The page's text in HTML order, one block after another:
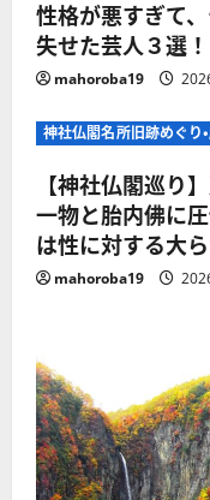
性格が悪すぎて
失せた芸人３選！
mahoroba19
神社仏閣名所旧跡めぐり
【神社仏閣巡り
一物と胎内佛に
は性に対する大
mahoroba19